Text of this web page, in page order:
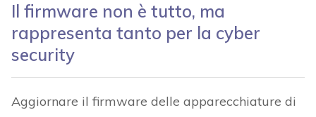
Il firmware non è tutto, ma
rappresenta tanto per la cyber
security
Aggiornare il firmware delle apparecchiature di